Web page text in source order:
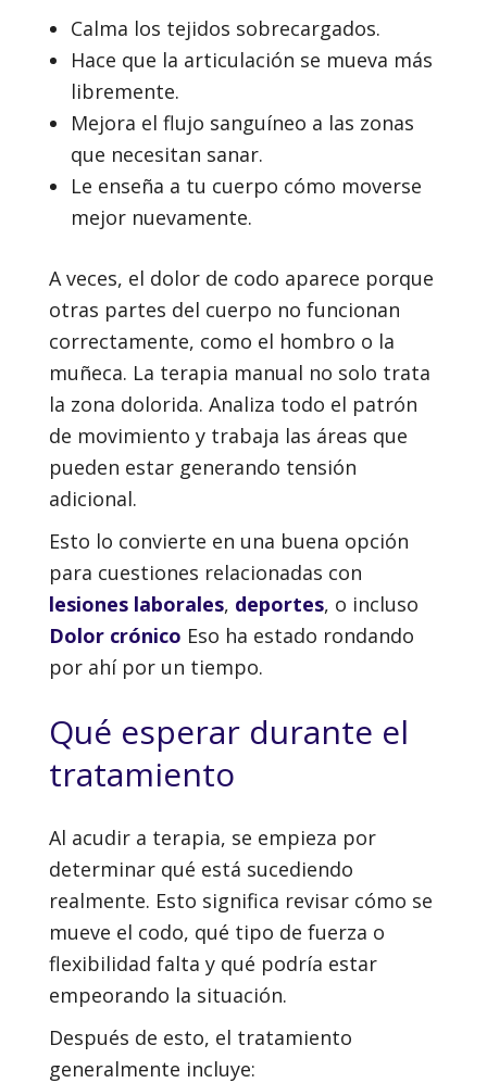
Calma los tejidos sobrecargados.
Hace que la articulación se mueva más
libremente.
Mejora el flujo sanguíneo a las zonas
que necesitan sanar.
Le enseña a tu cuerpo cómo moverse
mejor nuevamente.
A veces, el dolor de codo aparece porque
otras partes del cuerpo no funcionan
correctamente, como el hombro o la
muñeca. La terapia manual no solo trata
la zona dolorida. Analiza todo el patrón
de movimiento y trabaja las áreas que
pueden estar generando tensión
adicional.
Esto lo convierte en una buena opción
para cuestiones relacionadas con
lesiones laborales, deportes, o incluso
Dolor crónico Eso ha estado rondando
por ahí por un tiempo.
Qué esperar durante el
tratamiento
Al acudir a terapia, se empieza por
determinar qué está sucediendo
realmente. Esto significa revisar cómo se
mueve el codo, qué tipo de fuerza o
flexibilidad falta y qué podría estar
empeorando la situación.
Después de esto, el tratamiento
generalmente incluye: